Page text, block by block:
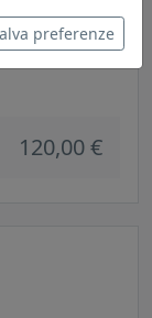
ROTONDO,
120,00 €
preferenze